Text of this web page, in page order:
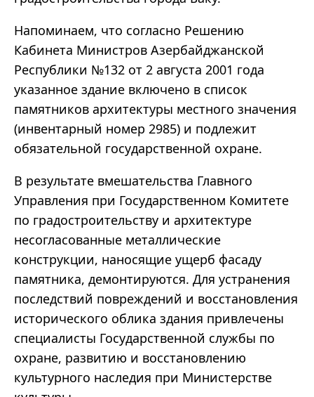
Напоминаем, что согласно Решению
Кабинета Министров Азербайджанской
Республики №132 от 2 августа 2001 года
указанное здание включено в список
памятников архитектуры местного значения
(инвентарный номер 2985) и подлежит
обязательной государственной охране.
В результате вмешательства Главного
Управления при Государственном Комитете
по градостроительству и архитектуре
несогласованные металлические
конструкции, наносящие ущерб фасаду
памятника, демонтируются. Для устранения
последствий повреждений и восстановления
исторического облика здания привлечены
специалисты Государственной службы по
охране, развитию и восстановлению
культурного наследия при Министерстве